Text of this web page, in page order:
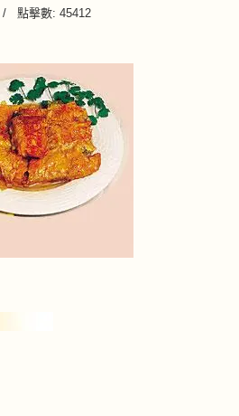
點擊數: 45412